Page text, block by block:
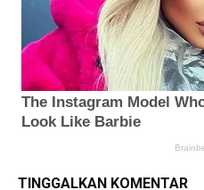
TINGGALKAN KOMENTAR